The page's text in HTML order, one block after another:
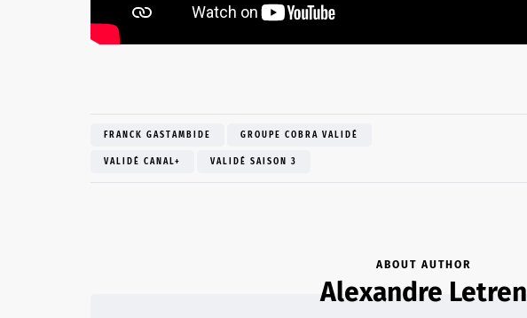
FRANCK GASTAMBIDE GROUPE COBRA VALIDÉ
VALIDÉ CANAL+ VALIDÉ SAISON 3
ABOUT AUTHOR
Alexandre Letren